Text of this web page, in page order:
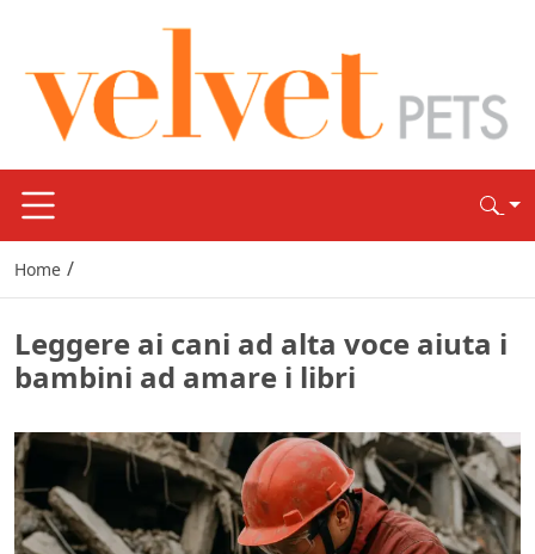
Home /
Leggere ai cani ad alta voce aiuta i
bambini ad amare i libri